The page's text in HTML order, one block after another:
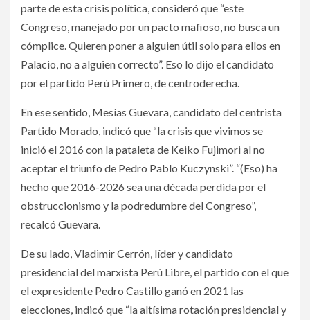
parte de esta crisis política, consideró que “este
Congreso, manejado por un pacto mafioso, no busca un
cómplice. Quieren poner a alguien útil solo para ellos en
Palacio, no a alguien correcto”. Eso lo dijo el candidato
por el partido Perú Primero, de centroderecha.
En ese sentido, Mesías Guevara, candidato del centrista
Partido Morado, indicó que “la crisis que vivimos se
inició el 2016 con la pataleta de Keiko Fujimori al no
aceptar el triunfo de Pedro Pablo Kuczynski”. “(Eso) ha
hecho que 2016-2026 sea una década perdida por el
obstruccionismo y la podredumbre del Congreso”,
recalcó Guevara.
De su lado, Vladimir Cerrón, líder y candidato
presidencial del marxista Perú Libre, el partido con el que
el expresidente Pedro Castillo ganó en 2021 las
elecciones, indicó que “la altísima rotación presidencial y